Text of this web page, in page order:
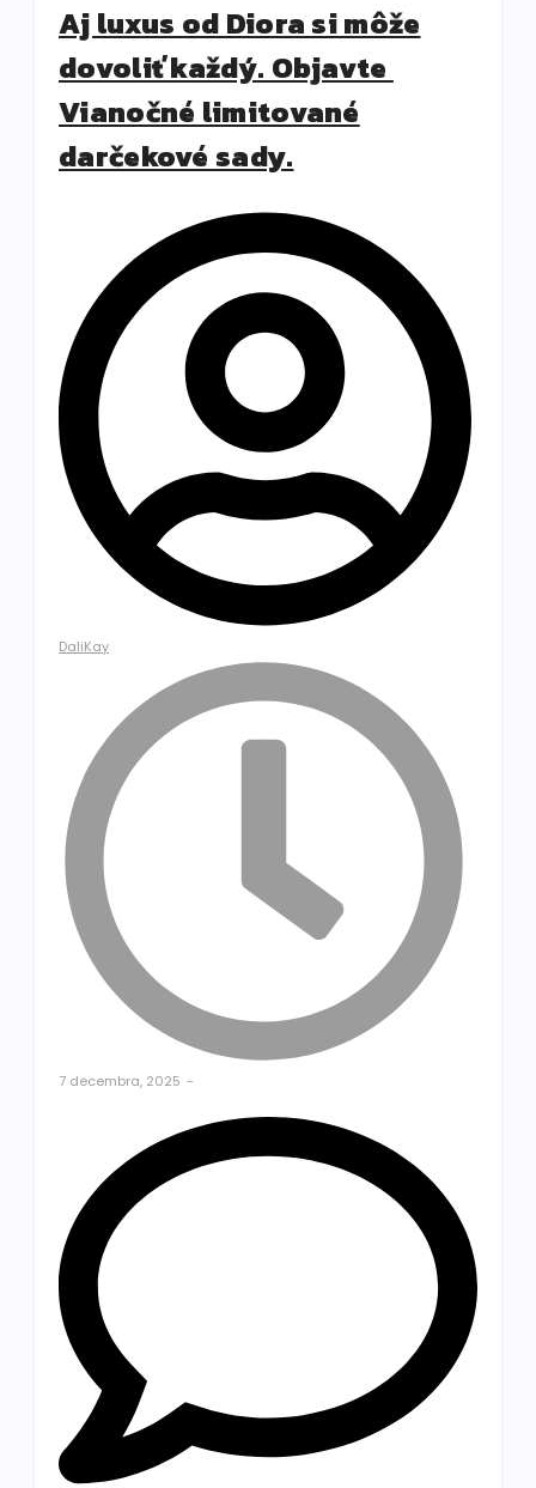
Aj luxus od Diora si môže
dovoliť každý. Objavte
Vianočné limitované
darčekové sady.
DaliKay
7 decembra, 2025 -